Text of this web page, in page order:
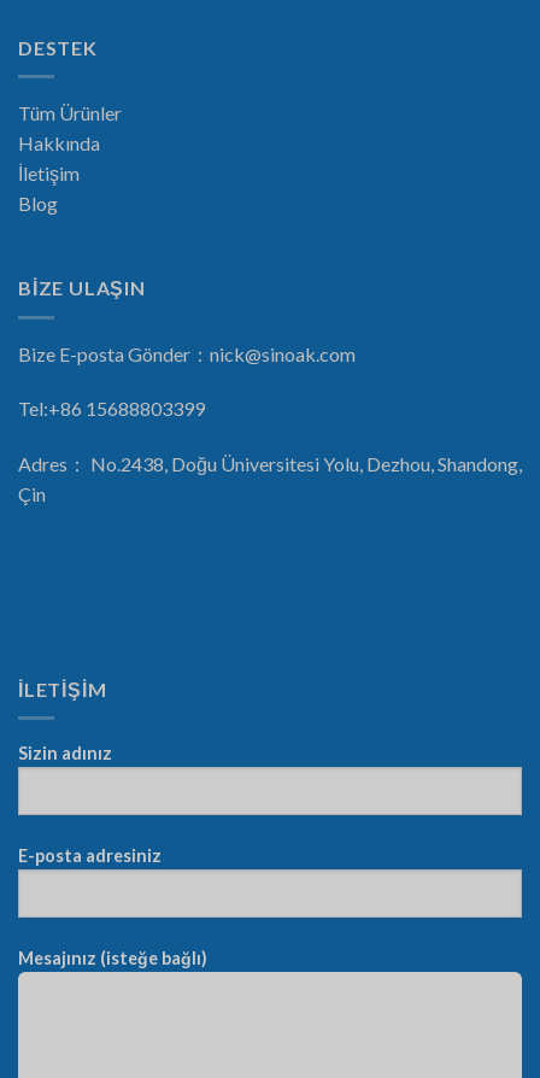
DESTEK
Tüm Ürünler
Hakkında
İletişim
Blog
BİZE ULAŞIN
Bize E-posta Gönder： nick@sinoak.com
Tel:+86 15688803399
Adres： No.2438, Doğu Üniversitesi Yolu, Dezhou, Shandong,
Çin
İLETİŞİM
Sizin adınız
E-posta adresiniz
Mesajınız (isteğe bağlı)